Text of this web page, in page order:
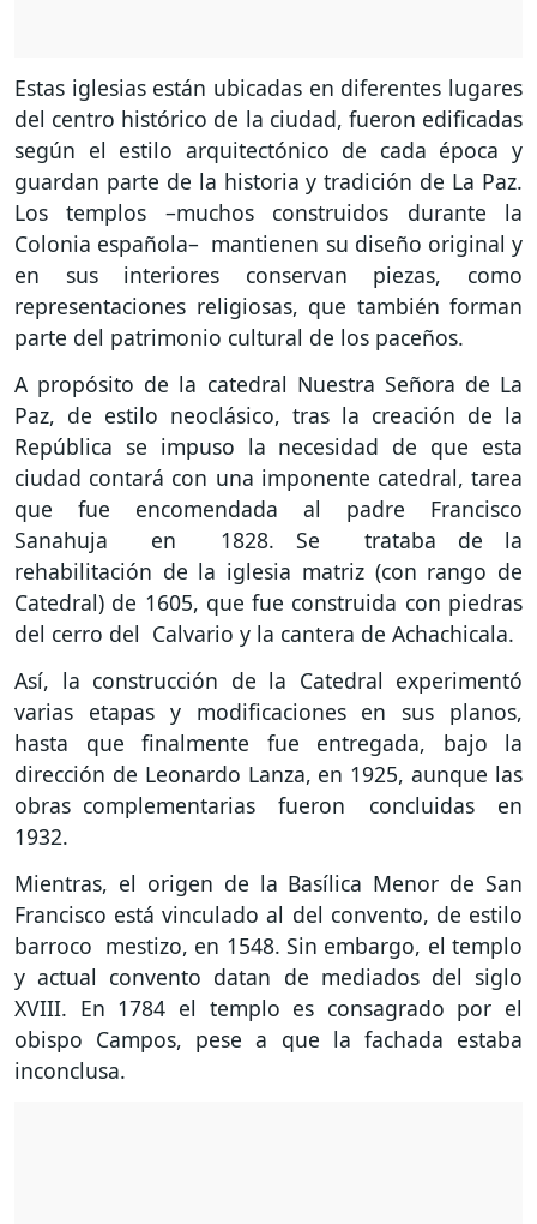
Estas iglesias están ubicadas en diferentes lugares
del centro histórico de la ciudad, fueron edificadas
según el estilo arquitectónico de cada época y
guardan parte de la historia y tradición de La Paz.
Los templos –muchos construidos durante la
Colonia española– mantienen su diseño original y
en sus interiores conservan piezas, como
representaciones religiosas, que también forman
parte del patrimonio cultural de los paceños.
A propósito de la catedral Nuestra Señora de La
Paz, de estilo neoclásico, tras la creación de la
República se impuso la necesidad de que esta
ciudad contará con una imponente catedral, tarea
que fue encomendada al padre Francisco
Sanahuja en 1828. Se trataba de la
rehabilitación de la iglesia matriz (con rango de
Catedral) de 1605, que fue construida con piedras
del cerro del Calvario y la cantera de Achachicala.
Así, la construcción de la Catedral experimentó
varias etapas y modificaciones en sus planos,
hasta que finalmente fue entregada, bajo la
dirección de Leonardo Lanza, en 1925, aunque las
obras complementarias fueron concluidas en
1932.
Mientras, el origen de la Basílica Menor de San
Francisco está vinculado al del convento, de estilo
barroco mestizo, en 1548. Sin embargo, el templo
y actual convento datan de mediados del siglo
XVIII. En 1784 el templo es consagrado por el
obispo Campos, pese a que la fachada estaba
inconclusa.